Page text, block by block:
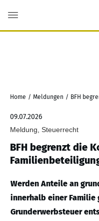
Home / Meldungen /
09.07.2026
Meldung, Steuerrecht
BFH begrenzt die
Werden Anteile an
innerhalb einer Familie
Grunderwerbsteuer